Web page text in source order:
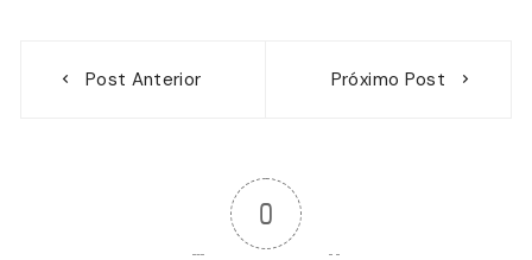
Post Anterior Próximo Post
0